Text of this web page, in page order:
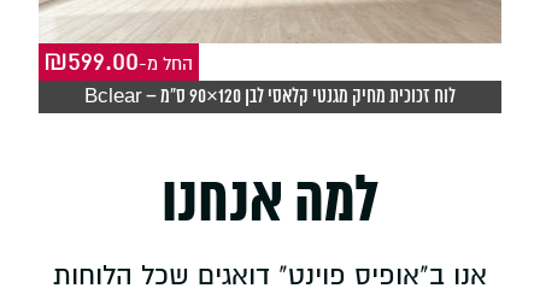
₪599.00 -החל מ
לוח זכוכית מחיק מגנטי קלאסי לבן 120×90 ס"מ – Bclear
למה אנחנו
אנו ב"אופיס פוינט" דואגים שכל הלוחות